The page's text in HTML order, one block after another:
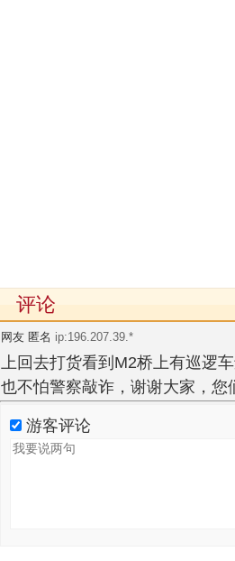
评论
网友 匿名 ip:196.207.39.*
上回去打货看到M2桥上有巡逻
也不怕警察敲诈，谢谢大家，您
游客评论